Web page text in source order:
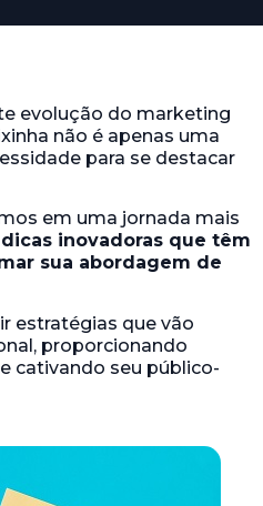
evolução do marketing
não é apenas uma
para se destacar
em uma jornada mais
dicas inovadoras que têm
sua abordagem de
estratégias que vão
proporcionando
cativando seu público-